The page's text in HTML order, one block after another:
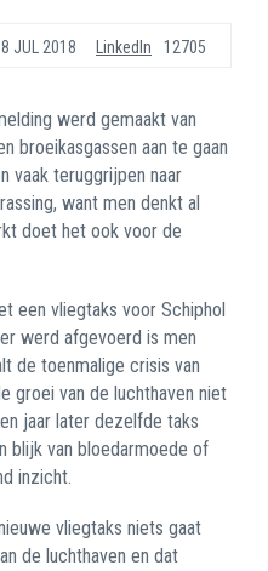
8 JUL 2018 12705
LinkedIn
werd gemaakt van
broeikasgassen aan te gaan
vaak teruggrijpen naar
want men denkt al
doet het ook voor de
een vliegtaks voor Schiphol
werd afgevoerd is men
de toenmalige crisis van
groei van de luchthaven niet
jaar later dezelfde taks
blijk van bloedarmoede of
inzicht.
vliegtaks niets gaat
de luchthaven en dat